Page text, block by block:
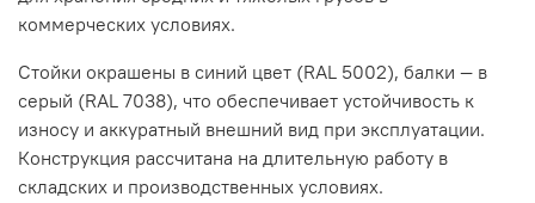
коммерческих условиях.
Стойки окрашены в синий цвет (RAL 5002), балки — в
серый (RAL 7038), что обеспечивает устойчивость к
износу и аккуратный внешний вид при эксплуатации.
Конструкция рассчитана на длительную работу в
складских и производственных условиях.